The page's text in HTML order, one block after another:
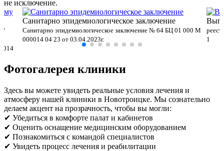
не исключение.
Санитарно эпидемиологическое заключение
Санитарно эпидемиологическое заключение № 64 БЦ 01 000 М
000014 04 23 от 03.04.2023г.
1
Фотогалерея клиники
Здесь вы можете увидеть реальные условия лечения и
атмосферу нашей клиники в Новотроицке. Мы сознательно
делаем акцент на прозрачность, чтобы вы могли:
✔ Убедиться в комфорте палат и кабинетов
✔ Оценить оснащение медицинским оборудованием
✔ Познакомиться с командой специалистов
✔ Увидеть процесс лечения и реабилитации